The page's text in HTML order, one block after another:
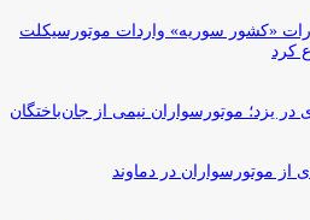
«کشور سوریه» واردات موتورسیکلت
یزد؛ موتورسواران نیمی از جان‌باختگان
از موتورسواران در دماوند